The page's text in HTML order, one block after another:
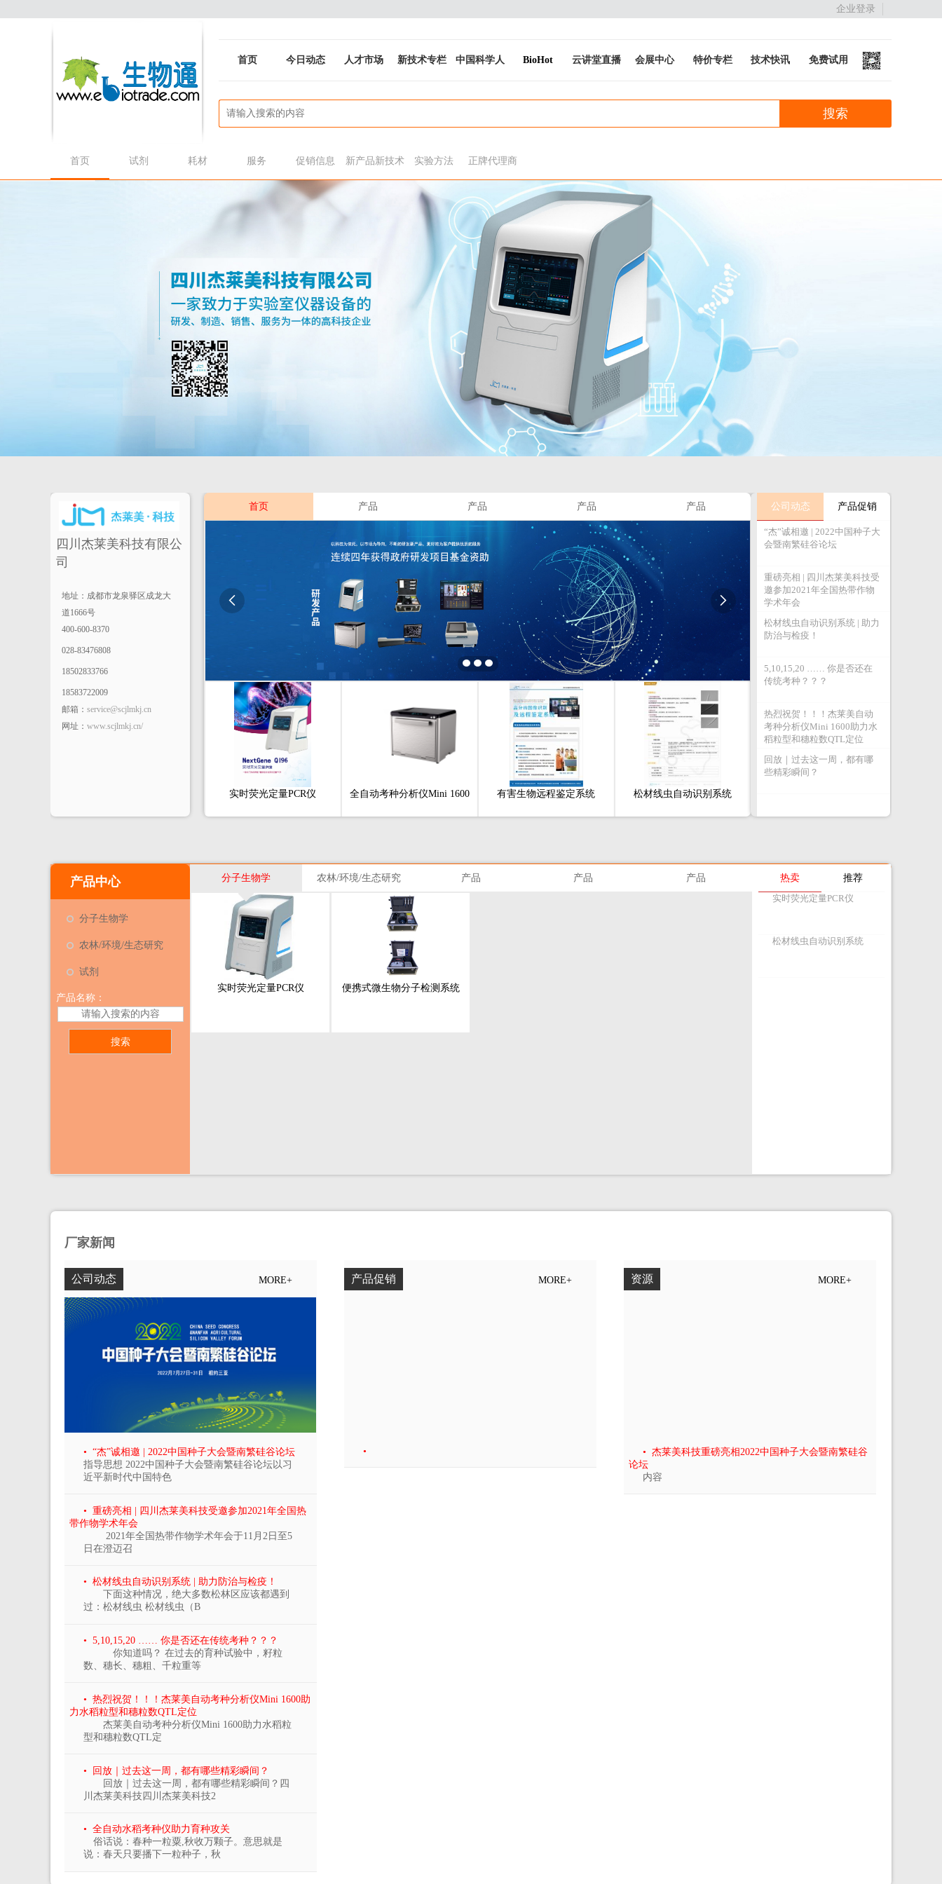
企业登录
首页 今日动态 人才市场 新技术专栏 中国科学人 BioHot 云讲堂直播 会展中心 特价专栏 技术快讯 免费试用
首页 试剂 耗材 服务 促销信息 新产品新技术 实验方法 正牌代理商
四川杰莱美科技有限公
司
地址：成都市龙泉驿区成龙大
道1666号
400-600-8370
028-83476808
18502833766
18583722009
邮箱： service@scjlmkj.cn
网址： www.scjlmkj.cn/
首页 产品 产品 产品 产品
 
实时荧光定量PCR仪 全自动考种分析仪Mini 1600 有害生物远程鉴定系统 松材线虫自动识别系统
公司动态 产品促销
“杰”诚相邀 | 2022中国种子大
会暨南繁硅谷论坛
重磅亮相 | 四川杰莱美科技受
邀参加2021年全国热带作物
学术年会
松材线虫自动识别系统 | 助力
防治与检疫！
5,10,15,20 …… 你是否还在
传统考种？？？
热烈祝贺！！！杰莱美自动
考种分析仪Mini 1600助力水
稻粒型和穗粒数QTL定位
回放｜过去这一周，都有哪
些精彩瞬间？
产品中心
分子生物学
农林/环境/生态研究
试剂
产品名称：
分子生物学 农林/环境/生态研究 产品 产品 产品
实时荧光定量PCR仪 便携式微生物分子检测系统
热卖
推荐
实时荧光定量PCR仪
松材线虫自动识别系统
厂家新闻
公司动态 MORE+
• “杰”诚相邀 | 2022中国种子大会暨南繁硅谷论坛
指导思想 2022中国种子大会暨南繁硅谷论坛以习
近平新时代中国特色
• 重磅亮相 | 四川杰莱美科技受邀参加2021年全国热
带作物学术年会
2021年全国热带作物学术年会于11月2日至5
日在澄迈召
• 松材线虫自动识别系统 | 助力防治与检疫！
下面这种情况，绝大多数松林区应该都遇到
过：松材线虫 松材线虫（B
• 5,10,15,20 …… 你是否还在传统考种？？？
你知道吗？ 在过去的育种试验中，籽粒
数、穗长、穗粗、千粒重等
• 热烈祝贺！！！杰莱美自动考种分析仪Mini 1600助
力水稻粒型和穗粒数QTL定位
杰莱美自动考种分析仪Mini 1600助力水稻粒
型和穗粒数QTL定
• 回放｜过去这一周，都有哪些精彩瞬间？
回放｜过去这一周，都有哪些精彩瞬间？四
川杰莱美科技四川杰莱美科技2
• 全自动水稻考种仪助力育种攻关
俗话说：春种一粒粟,秋收万颗子。意思就是
说：春天只要播下一粒种子，秋
产品促销 MORE+
•
资源 MORE+
• 杰莱美科技重磅亮相2022中国种子大会暨南繁硅谷
论坛
内容